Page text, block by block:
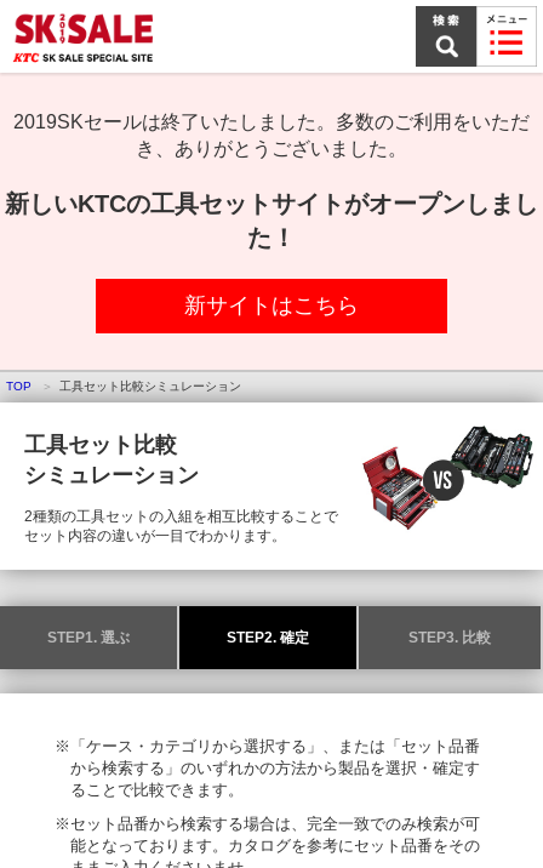
文
ま
で
キ2019SKセールは終了いたしました。多数のご利用をいただ
き、ありがとうございました。
新しいKTCの工具セットサイトがオープンしまし
た！
新サイトはこちら
TOP 工具セット比較シミュレーション
工具セット比較
シミュレーション
2種類の工具セットの入組を相互比較することで
セット内容の違いが一目でわかります。
STEP1. 選ぶ STEP2. 確定 STEP3. 比較
※「ケース・カテゴリから選択する」、または「セット品番
から検索する」のいずれかの方法から製品を選択・確定す
ることで比較できます。
※セット品番から検索する場合は、完全一致でのみ検索が可
能となっております。カタログを参考にセット品番をその